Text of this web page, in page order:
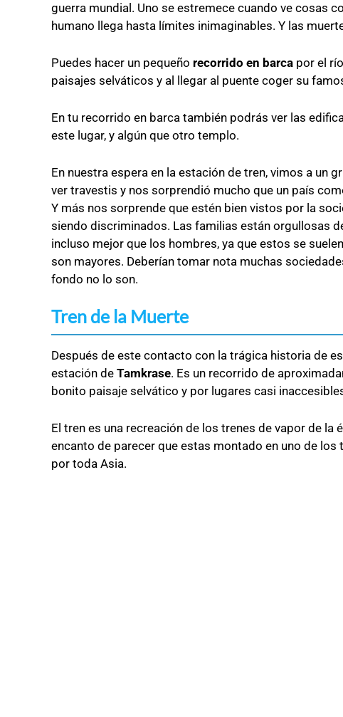
guerra mundial. Uno se estremece cuando ve cosas
humano llega hasta límites inimaginables. Y las
Puedes hacer un pequeño recorrido en barca por el
paisajes selváticos y al llegar al puente coger su
En tu recorrido en barca también podrás ver las
este lugar, y algún que otro templo.
En nuestra espera en la estación de tren, vimos a un
ver travestis y nos sorprendió mucho que un país
Y más nos sorprende que estén bien vistos por la
siendo discriminados. Las familias están orgullosas
incluso mejor que los hombres, ya que estos se
son mayores. Deberían tomar nota muchas
fondo no lo son.
Tren de la Muerte
Después de este contacto con la trágica historia de
estación de Tamkrase. Es un recorrido de
bonito paisaje selvático y por lugares casi
El tren es una recreación de los trenes de vapor de la
encanto de parecer que estas montado en uno de
por toda Asia.